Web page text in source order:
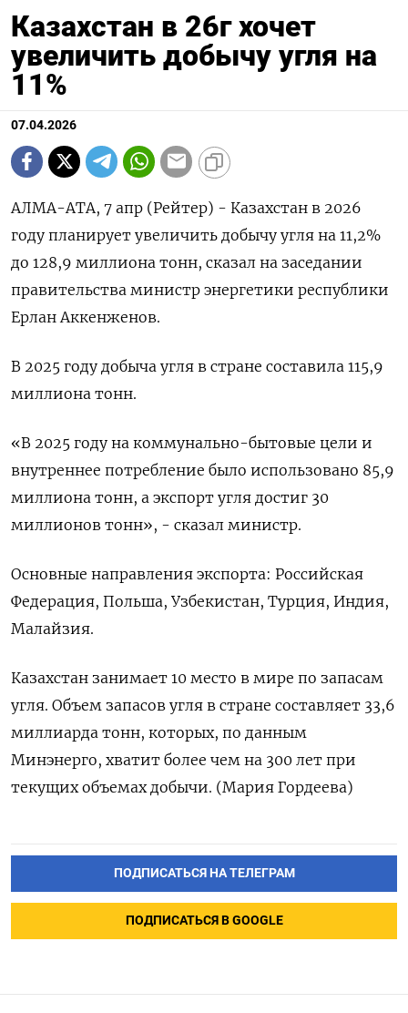
Казахстан в 26г хочет
увеличить добычу угля на
11%
07.04.2026
АЛМА-АТА, 7 апр (Рейтер) - Казахстан в 2026
году планирует увеличить добычу ‌угля на 11,2%
до 128,9 миллиона тонн, сказал на ​заседании ​
правительства ​министр энергетики республики
Ерлан ⁠Аккенженов.
В ‌2025 году добыча ‌угля в стране составила 115,9 ​
миллиона тонн.
«В 2025 ‌году на коммунально-бытовые цели ​и
внутреннее потребление было использовано ‌85,9
миллиона тонн, а экспорт угля достиг 30 ​
миллионов ​тонн», - ‌сказал министр.
Основные направления экспорта: ​Российская
Федерация, Польша, Узбекистан, Турция, Индия,
Малайзия.
Казахстан занимает 10 место в мире по запасам
угля. Объем запасов угля ​в ⁠стране составляет 33,6
миллиарда тонн, ‌которых, по данным
Минэнерго, ‌хватит более чем на 300 ​лет при
текущих объемах ‌добычи. (Мария Гордеева)
ПОДПИСАТЬСЯ НА ТЕЛЕГРАМ
ПОДПИСАТЬСЯ В GOOGLE